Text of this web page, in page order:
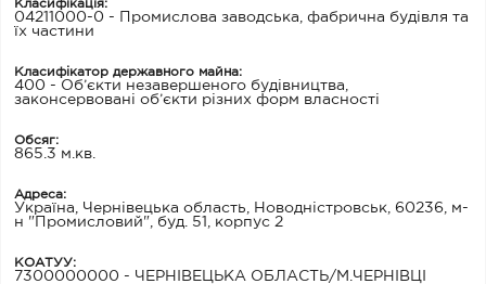
Класифікація:
04211000-0 - Промислова заводська, фабрична будівля та
їх частини
Класифікатор державного майна:
400 - Об’єкти незавершеного будівництва,
законсервовані об’єкти різних форм власності
Обсяг:
865.3 м.кв.
Адреса:
Україна, Чернівецька область, Новодністровськ, 60236, м-
н "Промисловий", буд. 51, корпус 2
КОАТУУ:
7300000000 - ЧЕРНІВЕЦЬКА ОБЛАСТЬ/М.ЧЕРНІВЦІ